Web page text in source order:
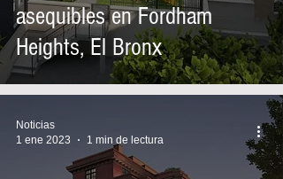
asequibles en Fordham
Heights, El Bronx
Noticias
1 ene 2023
1 min de lectura